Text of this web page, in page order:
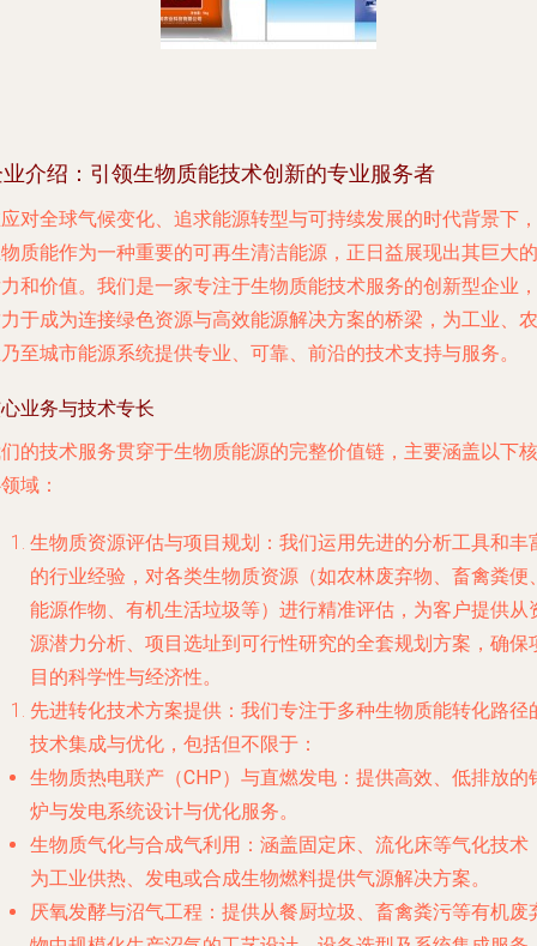
介绍：引领生物质能技术创新的专业服务者
对全球气候变化、追求能源转型与可持续发展的时代背景下，
质能作为一种重要的可再生清洁能源，正日益展现出其巨大的
和价值。我们是一家专注于生物质能技术服务的创新型企业，
于成为连接绿色资源与高效能源解决方案的桥梁，为工业、农
至城市能源系统提供专业、可靠、前沿的技术支持与服务。
业务与技术专长
的技术服务贯穿于生物质能源的完整价值链，主要涵盖以下核
域：
生物质资源评估与项目规划 ：我们运用先进的分析工具和丰
的行业经验，对各类生物质资源（如农林废弃物、畜禽粪便
能源作物、有机生活垃圾等）进行精准评估，为客户提供从
源潜力分析、项目选址到可行性研究的全套规划方案，确保
目的科学性与经济性。
先进转化技术方案提供 ：我们专注于多种生物质能转化路径
技术集成与优化，包括但不限于：
生物质热电联产（CHP）与直燃发电 ：提供高效、低排放的
炉与发电系统设计与优化服务。
生物质气化与合成气利用 ：涵盖固定床、流化床等气化技术
为工业供热、发电或合成生物燃料提供气源解决方案。
厌氧发酵与沼气工程 ：提供从餐厨垃圾、畜禽粪污等有机废